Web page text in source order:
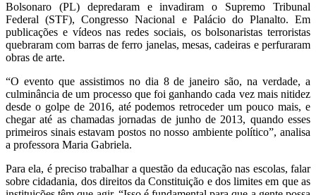
Bolsonaro (PL) depredaram e invadiram o Supremo Tribunal
Federal (STF), Congresso Nacional e Palácio do Planalto. Em
publicações e vídeos nas redes sociais, os bolsonaristas terroristas
quebraram com barras de ferro janelas, mesas, cadeiras e perfuraram
obras de arte.
“O evento que assistimos no dia 8 de janeiro são, na verdade, a
culminância de um processo que foi ganhando cada vez mais nitidez
desde o golpe de 2016, até podemos retroceder um pouco mais, e
chegar até as chamadas jornadas de junho de 2013, quando esses
primeiros sinais estavam postos no nosso ambiente político”, analisa
a professora Maria Gabriela.
Para ela, é preciso trabalhar a questão da educação nas escolas, falar
sobre cidadania, dos direitos da Constituição e dos limites em que as